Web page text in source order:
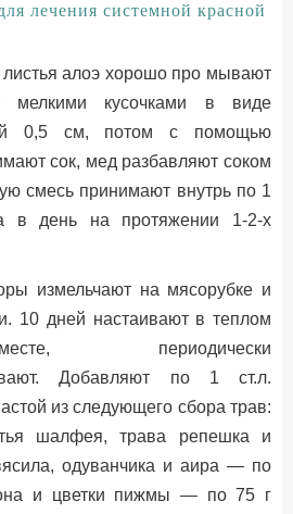
лечения системной красной
алоэ хорошо про мывают
мелкими кусочками в виде
0,5 см, потом с помощью
сок, мед разбавляют соком
смесь принимают внутрь по 1
день на протяжении 1-2-х
измельчают на мясорубке и
10 дней настаивают в теплом
периодически
Добавляют по 1 ст.л.
из следующего сбора трав:
шалфея, трава репешка и
одуванчика и аира — по
и цветки пижмы — по 75 г